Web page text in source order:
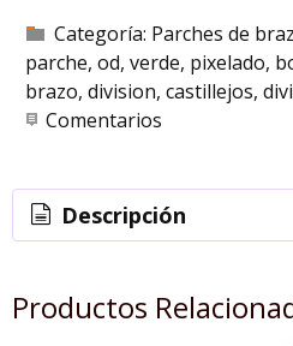
Categoría: Parches de
parche od verde pixelado
brazo division castillejos
Comentarios
Descripción
Productos